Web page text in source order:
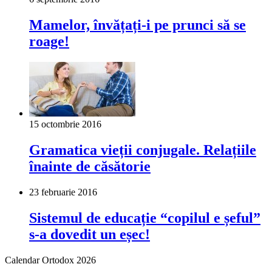
Mamelor, învățați-i pe prunci să se
roage!
15 octombrie 2016
Gramatica vieții conjugale. Relațiile
înainte de căsătorie
23 februarie 2016
Sistemul de educație “copilul e șeful”
s-a dovedit un eșec!
Calendar Ortodox 2026